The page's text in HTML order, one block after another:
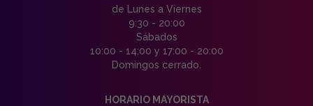
de Lunes a Viernes
9:30 - 20:00
Sábados
10:00 - 14:00 y 17:00 - 20:00
Domingos cerrado.
HORARIO MAYORISTA